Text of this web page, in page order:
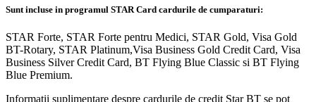
Sunt incluse in programul STAR Card cardurile de cumparaturi:
STAR Forte, STAR Forte pentru Medici, STAR Gold, Visa Gold
BT-Rotary, STAR Platinum,Visa Business Gold Credit Card, Visa
Business Silver Credit Card, BT Flying Blue Classic si BT Flying
Blue Premium.
Informatii suplimentare despre cardurile de credit Star BT se pot